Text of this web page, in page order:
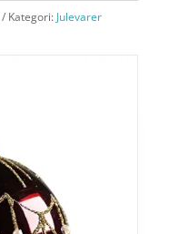
Kategori: Julevarer